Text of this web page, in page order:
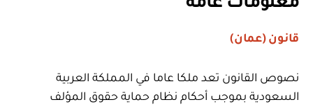
قانون (عمان)
نصوص القانون تعد ملكا عاما في المملكة العربية
السعودية بموجب أحكام نظام حماية حقوق المؤلف